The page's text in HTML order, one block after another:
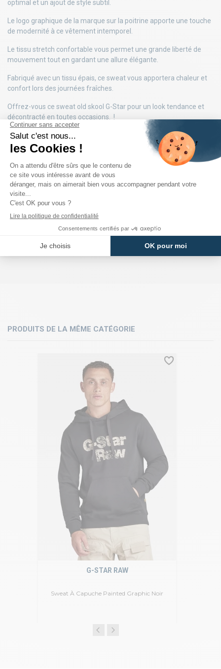
optimal et un ajout de style subtil.
Le logo graphique de la marque sur la poitrine apporte une touche
de modernité à ce vêtement intemporel.
Le tissu stretch confortable vous permet une grande liberté de
mouvement tout en gardant une allure élégante.
Fabriqué avec un tissu épais, ce sweat vous apportera chaleur et
confort lors des journées fraîches.
Offrez-vous ce sweat old skool G-Star pour un look tendance et
décontracté en toutes occasions. !
DÉTAILS DU PRODUIT
PRODUITS DE LA MÊME CATÉGORIE
Sweat À Capuche Painted Graphic Noir
G-STAR RAW